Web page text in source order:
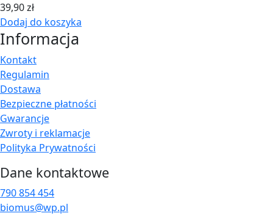
39,90zł
Dodaj do koszyka
Informacja
Kontakt
Regulamin
Dostawa
Bezpieczne płatności
Gwarancje
Zwroty i reklamacje
Polityka Prywatności
Dane kontaktowe
790 854 454
biomus@wp.pl